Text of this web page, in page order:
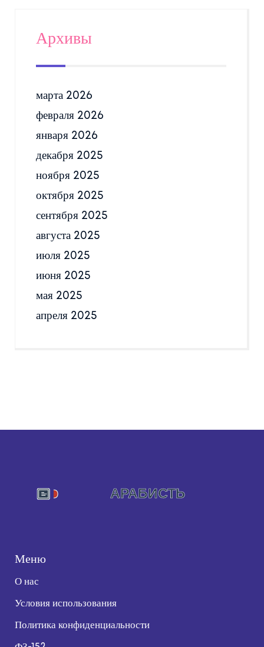
Архивы
марта 2026
февраля 2026
января 2026
декабря 2025
ноября 2025
октября 2025
сентября 2025
августа 2025
июля 2025
июня 2025
мая 2025
апреля 2025
Меню
О нас
Условия использования
Политика конфиденциальности